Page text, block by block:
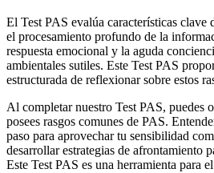
El Test PAS evalúa características clave
el procesamiento profundo de la
respuesta emocional y la aguda
ambientales sutiles. Este Test PAS
estructurada de reflexionar sobre estos
Al completar nuestro Test PAS, puedes
posees rasgos comunes de PAS.
paso para aprovechar tu sensibilidad
desarrollar estrategias de afrontamiento
Este Test PAS es una herramienta para